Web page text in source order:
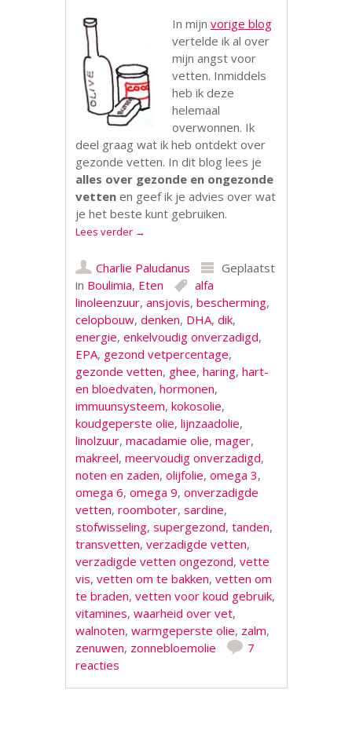
In mijn vorige blog
vertelde ik al over
mijn angst voor
vetten. Inmiddels
heb ik deze
helemaal
overwonnen. Ik
deel graag wat ik heb ontdekt over
gezonde vetten. In dit blog lees je
alles over gezonde en ongezonde
vetten en geef ik je advies over wat
je het beste kunt gebruiken.
Lees verder →
Charlie Paludanus
Geplaatst
in Boulimia, Eten
alfa
linoleenzuur,ansjovis,bescherming,
celopbouw,denken, DHA,dik,
energie,enkelvoudig onverzadigd,
EPA, gezond vetpercentage,
gezonde vetten, ghee,haring,hart-
en bloedvaten,hormonen,
immuunsysteem,kokosolie,
koudgeperste olie,lijnzaadolie,
linolzuur,macadamie olie,mager,
makreel,meervoudig onverzadigd,
noten en zaden,olijfolie,omega 3,
omega 6,omega 9,onverzadigde
vetten,roomboter,sardine,
stofwisseling,supergezond,tanden,
transvetten,verzadigde vetten,
verzadigde vetten ongezond,vette
vis,vetten om te bakken,vetten om
te braden,vetten voor koud gebruik,
vitamines,waarheid over vet,
walnoten,warmgeperste olie, zalm,
zenuwen, zonnebloemolie
7
reacties